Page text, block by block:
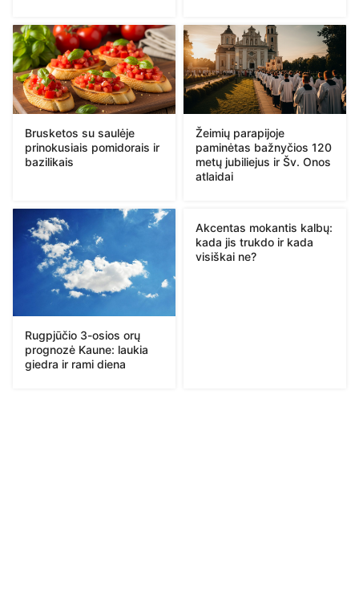
Brusketos su saulėje
prinokusiais pomidorais ir
bazilikais
Žeimių parapijoje
paminėtas bažnyčios 120
metų jubiliejus ir Šv. Onos
atlaidai
Rugpjūčio 3-osios orų
prognozė Kaune: laukia
giedra ir rami diena
Akcentas mokantis kalbų:
kada jis trukdo ir kada
visiškai ne?